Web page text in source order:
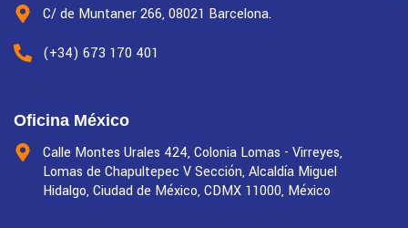
C/ de Muntaner 266, 08021 Barcelona.
(+34) 673 170 401
Oficina México
Calle Montes Urales 424, Colonia Lomas - Virreyes,
Lomas de Chapultepec V Sección, Alcaldía Miguel
Hidalgo, Ciudad de México, CDMX 11000, México